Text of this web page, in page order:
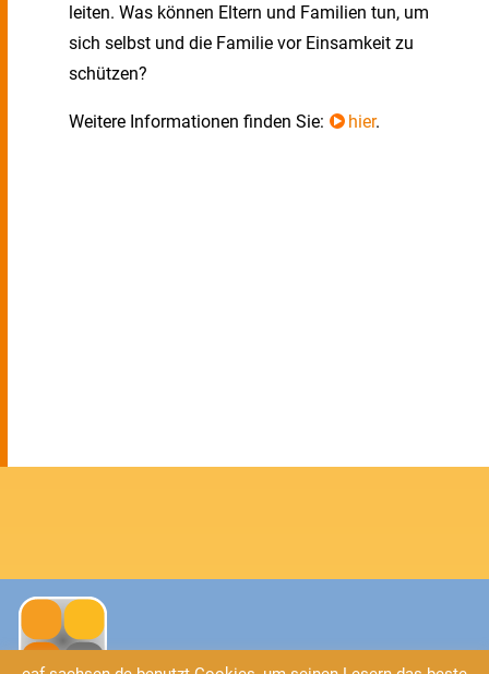
leiten. Was können Eltern und Familien tun, um
sich selbst und die Familie vor Einsamkeit zu
schützen?
Weitere Informationen finden Sie: hier.